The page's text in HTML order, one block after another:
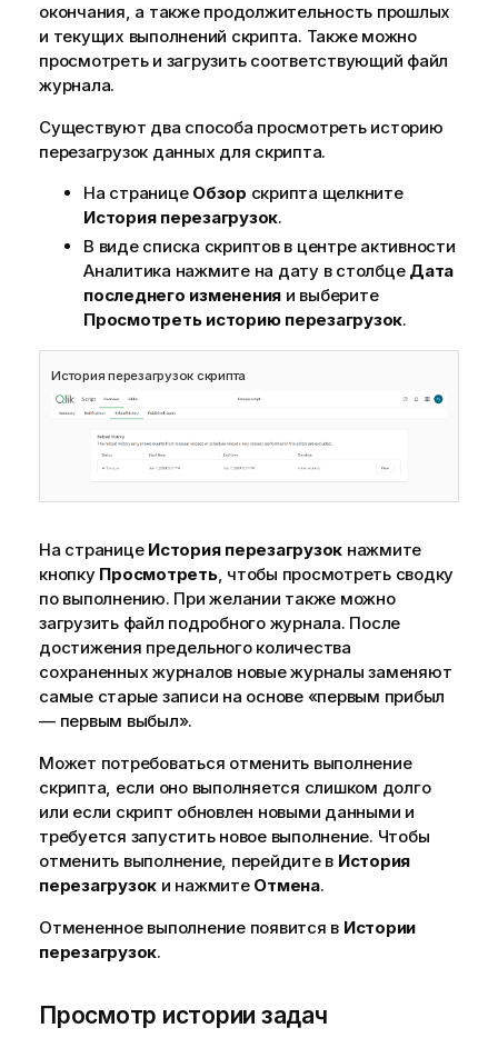
окончания, а также продолжительность прошлых
и текущих выполнений скрипта. Также можно
просмотреть и загрузить соответствующий файл
журнала.
Существуют два способа просмотреть историю
перезагрузок данных для скрипта.
На странице Обзор скрипта щелкните
История перезагрузок.
В виде списка скриптов в центре активности
Аналитика нажмите на дату в столбце Дата
последнего изменения и выберите
Просмотреть историю перезагрузок.
История перезагрузок скрипта
На странице История перезагрузок нажмите
кнопку Просмотреть, чтобы просмотреть сводку
по выполнению. При желании также можно
загрузить файл подробного журнала. После
достижения предельного количества
сохраненных журналов новые журналы заменяют
самые старые записи на основе «первым прибыл
— первым выбыл».
Может потребоваться отменить выполнение
скрипта, если оно выполняется слишком долго
или если скрипт обновлен новыми данными и
требуется запустить новое выполнение. Чтобы
отменить выполнение, перейдите в История
перезагрузок и нажмите Отмена.
Отмененное выполнение появится в Истории
перезагрузок.
Просмотр истории задач